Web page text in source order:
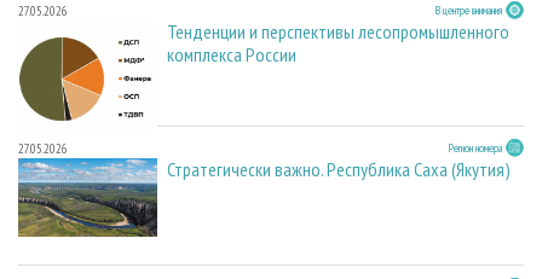
27.05.2026 В центре внимания
Тенденции и перспективы лесопромышленного
комплекса России
27.05.2026 Регион номера
Стратегически важно. Республика Саха (Якутия)